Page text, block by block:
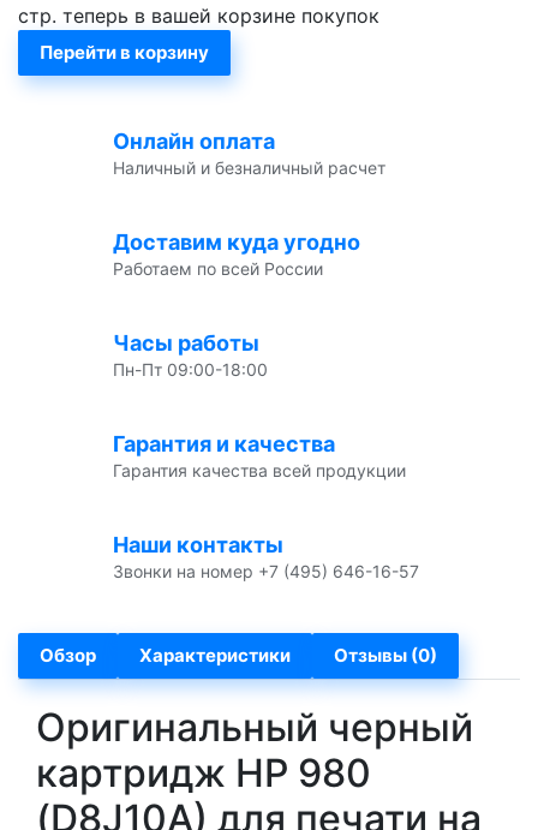
стр. теперь в вашей корзине покупок
Перейти в корзину
Онлайн оплата
Наличный и безналичный расчет
Доставим куда угодно
Работаем по всей России
Часы работы
Пн-Пт 09:00-18:00
Гарантия и качества
Гарантия качества всей продукции
Наши контакты
Звонки на номер +7 (495) 646-16-57
Обзор Характеристики Отзывы (0)
Оригинальный черный
картридж HP 980
(D8J10A) для печати на